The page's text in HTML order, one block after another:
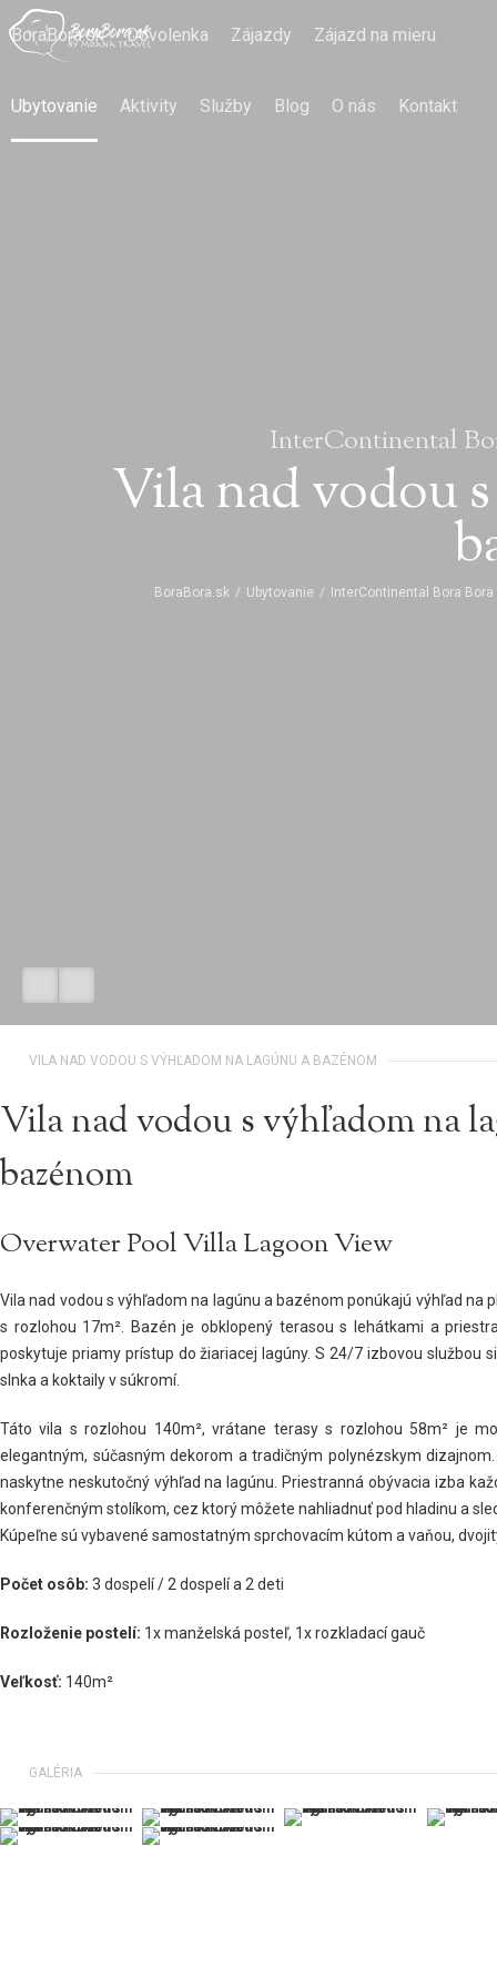
BoraBora.sk Dovolenka Zájazdy Zájazd na mieru
Ubytovanie Aktivity Služby Blog O nás Kontakt
InterContinental
Vila nad vodou
BoraBora.sk / Ubytovanie / InterContinental Bora
VILA NAD VODOU S VÝHĽADOM NA LAGÚNU A BAZÉNOM
Vila nad vodou s výhľadom na
bazénom
Overwater Pool Villa Lagoon View
Vila nad vodou s výhľadom na lagúnu a bazénom ponúkajú výhľad na
s rozlohou 17m². Bazén je obklopený terasou s lehátkami a
poskytuje priamy prístup do žiariacej lagúny. S 24/7 izbovou službou
slnka a koktaily v súkromí.
Táto vila s rozlohou 140m², vrátane terasy s rozlohou 58m² je
elegantným, súčasným dekorom a tradičným polynézskym
naskytne neskutočný výhľad na lagúnu. Priestranná obývacia izba
konferenčným stolíkom, cez ktorý môžete nahliadnuť pod hladinu a
Kúpeľne sú vybavené samostatným sprchovacím kútom a vaňou,
Počet osôb: 3 dospelí / 2 dospelí a 2 deti
Rozloženie postelí: 1x manželská posteľ, 1x rozkladací gauč
Veľkosť: 140m²
GALÉRIA